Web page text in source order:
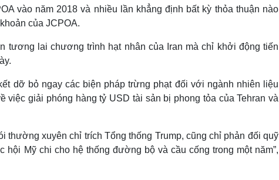
vào năm 2018 và nhiều lần khẳng định bất kỳ thỏa thuận nào
của JCPOA.
tương lai chương trình hạt nhân của Iran mà chỉ khởi động tiến
dỡ bỏ ngay các biện pháp trừng phạt đối với ngành nhiên liệu
việc giải phóng hàng tỷ USD tài sản bị phong tỏa của Tehran và
thường xuyên chỉ trích Tổng thống Trump, cũng chỉ phản đối quỹ
hội Mỹ chi cho hệ thống đường bộ và cầu cống trong một năm”,